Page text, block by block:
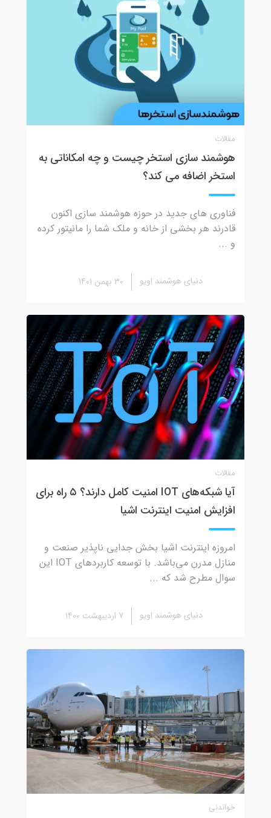
مقالات
هوشمند سازی استخر چیست و چه امکاناتی به
استخر اضافه می کند؟
فناوری های جدید در حوزه هوشمند سازی اکنون
قادرند هر بخشی از خانه و ملک شما را مانیتور کرده
و ...
دنیای هوشمند اویو
مقالات
آیا شبکه‌های IOT امنیت کامل دارند؟ ٥ راه برای
افزایش امنیت اینترنت اشیا
امروزه اینترنت اشیا بخش جدایی ناپذیر صنعت و
منازل مدرن می‌باشد. با توسعه کاربردهای IOT این
سوال مطرح شد که ...
دنیای هوشمند اویو
خواندنی